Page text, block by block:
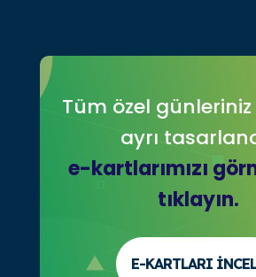
Tüm özel günleriniz
ayrı
e-kartlarımızı
tıklayın.
E-KARTLARI